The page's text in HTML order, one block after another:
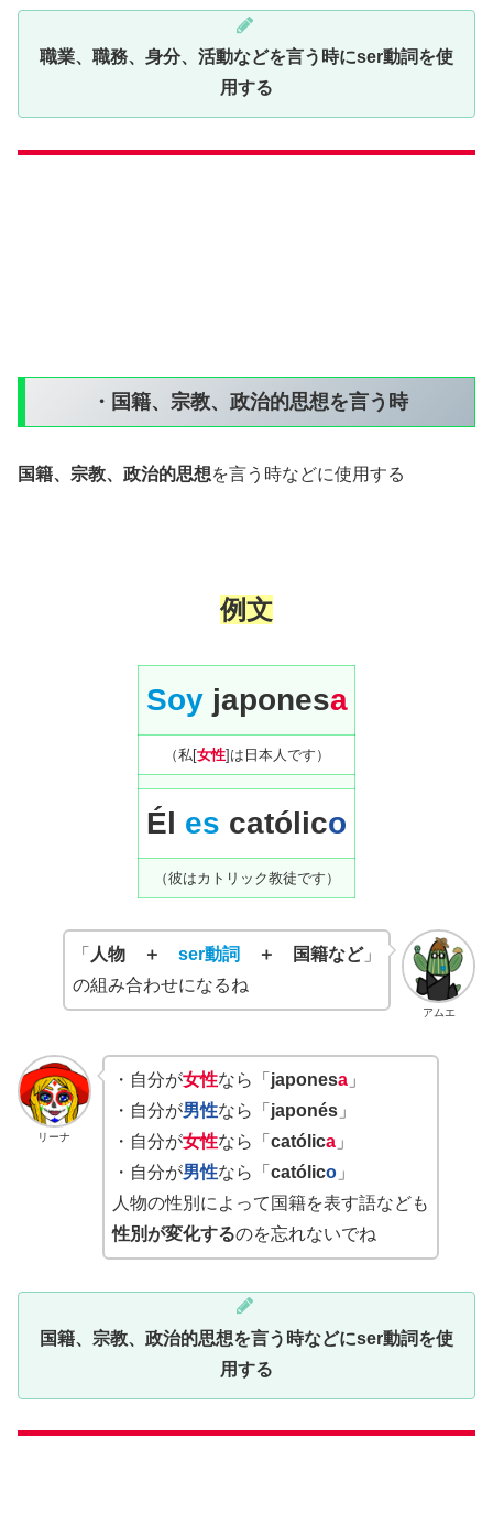
職業、職務、身分、活動などを言う時にser動詞を使
用する
・国籍、宗教、政治的思想を言う時
国籍、宗教、政治的思想を言う時などに使用する
例文
Soyjaponesa
（私[女性]は日本人です）
Él es católico
（彼はカトリック教徒です）
アムエ
「 人物 ＋ser動詞 ＋ 国籍など」
の組み合わせになるね
リーナ
・自分が女性なら「 japonesa」
・自分が男性なら「 japonés」
・自分が女性なら「 católica」
・自分が男性なら「 católico」
人物の性別によって国籍を表す語なども
性別が変化するのを忘れないでね
国籍、宗教、政治的思想を言う時などにser動詞を使
用する